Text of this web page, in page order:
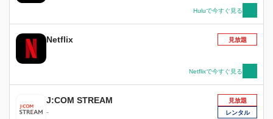
Huluで今すぐ見る
Netflix 見放題
Netflixで今すぐ見る
J:COM STREAM
-
見放題
レンタル